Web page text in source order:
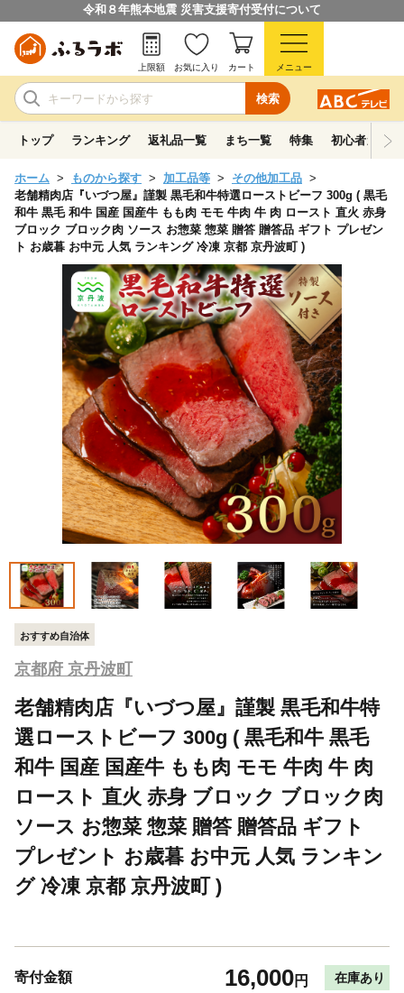
令和８年熊本地震 災害支援寄付受付について
検索
上限額 お気に入り カート メニュー
トップ ランキング 返礼品一覧 まち一覧 特集 初心者ガイド
ホーム ものから探す 加工品等
その他加工品
老舗精肉店『いづつ屋』謹製 黒毛和牛特選ローストビーフ 300g ( 黒毛
和牛 黒毛 和牛 国産 国産牛 もも肉 モモ 牛肉 牛 肉 ロースト 直火 赤身
ブロック ブロック肉 ソース お惣菜 惣菜 贈答 贈答品 ギフト プレゼン
ト お歳暮 お中元 人気 ランキング 冷凍 京都 京丹波町 )
おすすめ自治体
京都府 京丹波町
老舗精肉店『いづつ屋』謹製 黒毛和牛特
選ローストビーフ 300g ( 黒毛和牛 黒毛
和牛 国産 国産牛 もも肉 モモ 牛肉 牛 肉
ロースト 直火 赤身 ブロック ブロック肉
ソース お惣菜 惣菜 贈答 贈答品 ギフト
プレゼント お歳暮 お中元 人気 ランキン
グ 冷凍 京都 京丹波町 )
寄付金額 16,000円 在庫あり